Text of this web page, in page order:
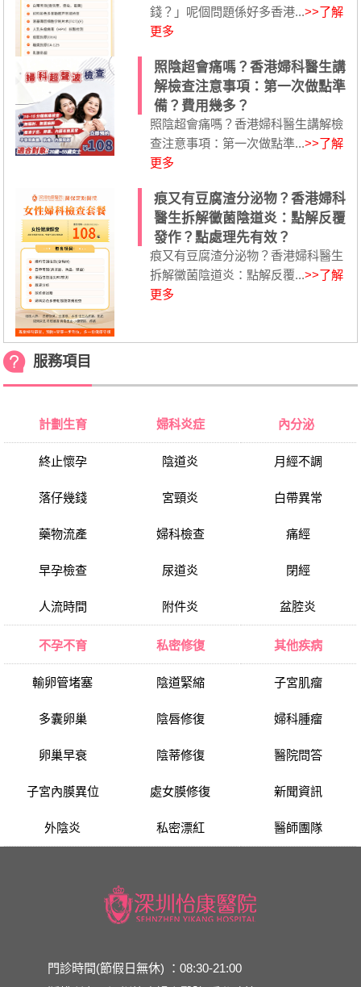
錢？」呢個問題係好多香港...>>了解
更多
照陰超會痛嗎？香港婦科醫生講
解檢查注意事項：第一次做點準
備？費用幾多？
照陰超會痛嗎？香港婦科醫生講解檢
查注意事項：第一次做點準...>>了解
更多
痕又有豆腐渣分泌物？香港婦科
醫生拆解黴菌陰道炎：點解反覆
發作？點處理先有效？
痕又有豆腐渣分泌物？香港婦科醫生
拆解黴菌陰道炎：點解反覆...>>了解
更多
服務項目
計劃生育
終止懷孕
落仔幾錢
藥物流產
早孕檢查
人流時間
婦科炎症
陰道炎
宮頸炎
婦科檢查
尿道炎
附件炎
內分泌
月經不調
白帶異常
痛經
閉經
盆腔炎
不孕不育
輸卵管堵塞
多囊卵巢
卵巢早衰
子宮內膜異位
外陰炎
私密修復
陰道緊縮
陰唇修復
陰蒂修復
處女膜修復
私密漂紅
其他疾病
子宮肌瘤
婦科腫瘤
醫院問答
新聞資訊
醫師團隊
門診時間(節假日無休) ：08:30-21:00